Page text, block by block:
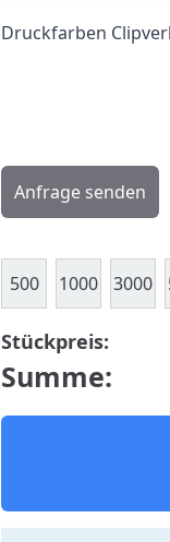
Druckfarben
Anfrage senden
500 1000 3000
Stückpreis:
Summe: